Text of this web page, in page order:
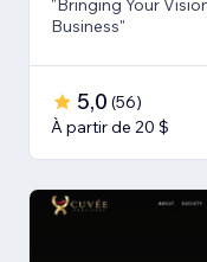
Business"
5,0 (56)
À partir de 20 $